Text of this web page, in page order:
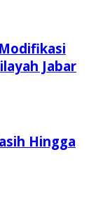
Jabar
Hingga